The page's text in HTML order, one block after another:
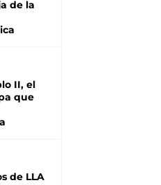
de la
II, el
que
de LLA